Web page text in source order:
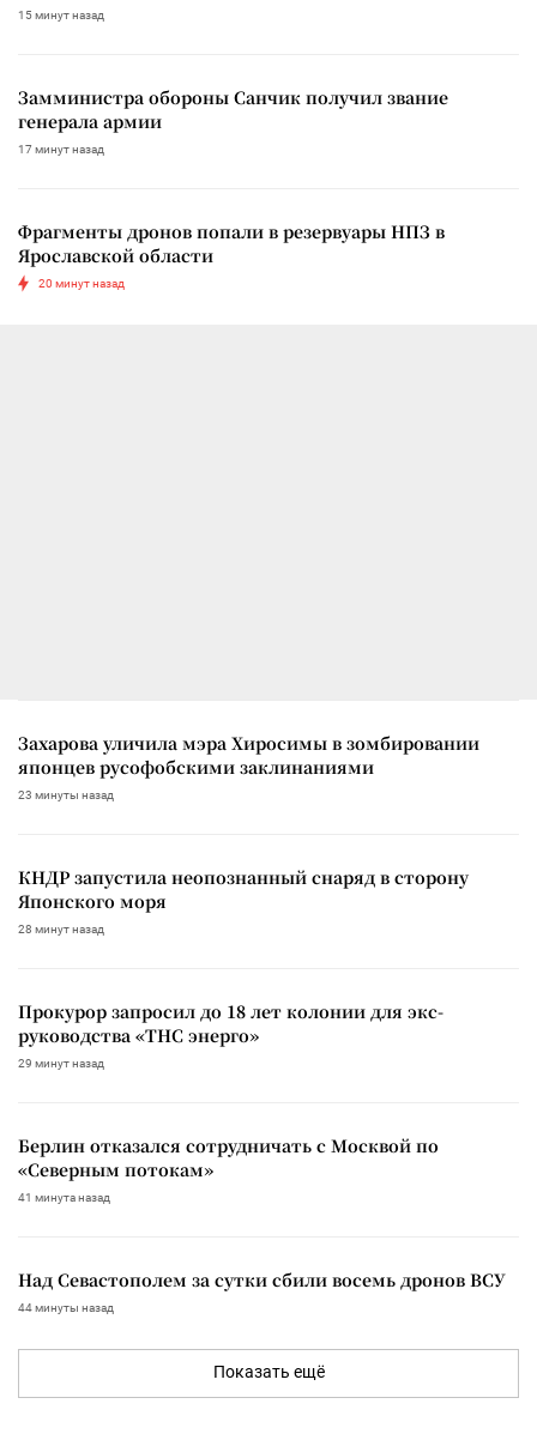
15 минут назад
Замминистра обороны Санчик получил звание
генерала армии
17 минут назад
Фрагменты дронов попали в резервуары НПЗ в
Ярославской области
20 минут назад
Захарова уличила мэра Хиросимы в зомбировании
японцев русофобскими заклинаниями
23 минуты назад
КНДР запустила неопознанный снаряд в сторону
Японского моря
28 минут назад
Прокурор запросил до 18 лет колонии для экс-
руководства «ТНС энерго»
29 минут назад
Берлин отказался сотрудничать с Москвой по
«Северным потокам»
41 минута назад
Над Севастополем за сутки сбили восемь дронов ВСУ
44 минуты назад
Показать ещё